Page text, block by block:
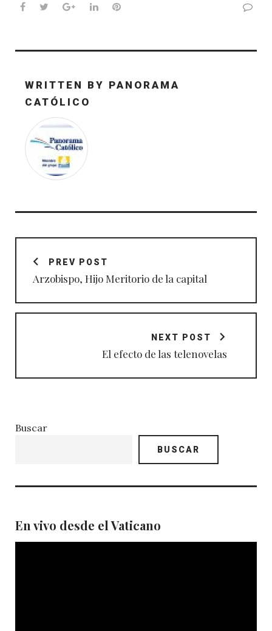
Facebook
TwitterGoogle+LinkedInPinterest
WRITTEN BY PANORAMA
CATÓLICO
Navegación
entradasPREV POST
Arzobispo, Hijo Meritorio de la capital
NEXT POST
El efecto de las telenovelas
Buscar
BUSCAR
En vivo desde el Vaticano